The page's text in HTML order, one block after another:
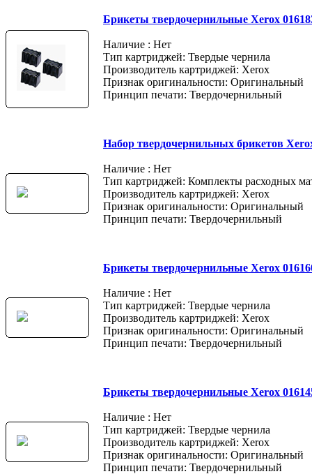
Брикеты твердочернильные Xerox
Наличие : Нет
Тип картриджей: Твердые чернила
Производитель картриджей: Xerox
Признак оригинальности: Оригинальный
Принцип печати: Твердочернильный
Набор твердочернильных брикетов
Наличие : Нет
Тип картриджей: Комплекты расходных
Производитель картриджей: Xerox
Признак оригинальности: Оригинальный
Принцип печати: Твердочернильный
Брикеты твердочернильные Xerox
Наличие : Нет
Тип картриджей: Твердые чернила
Производитель картриджей: Xerox
Признак оригинальности: Оригинальный
Принцип печати: Твердочернильный
Брикеты твердочернильные Xerox
Наличие : Нет
Тип картриджей: Твердые чернила
Производитель картриджей: Xerox
Признак оригинальности: Оригинальный
Принцип печати: Твердочернильный